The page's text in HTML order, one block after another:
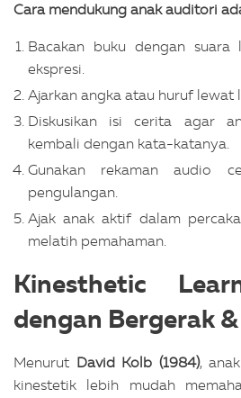
Cara mendukung anak auditori
Bacakan buku dengan suara
ekspresi.
Ajarkan angka atau huruf lewat
Diskusikan isi cerita agar
kembali dengan kata-katanya.
Gunakan rekaman audio
pengulangan.
Ajak anak aktif dalam
melatih pemahaman.
Kinesthetic
dengan Bergerak
Menurut David Kolb (1984),
kinestetik lebih mudah